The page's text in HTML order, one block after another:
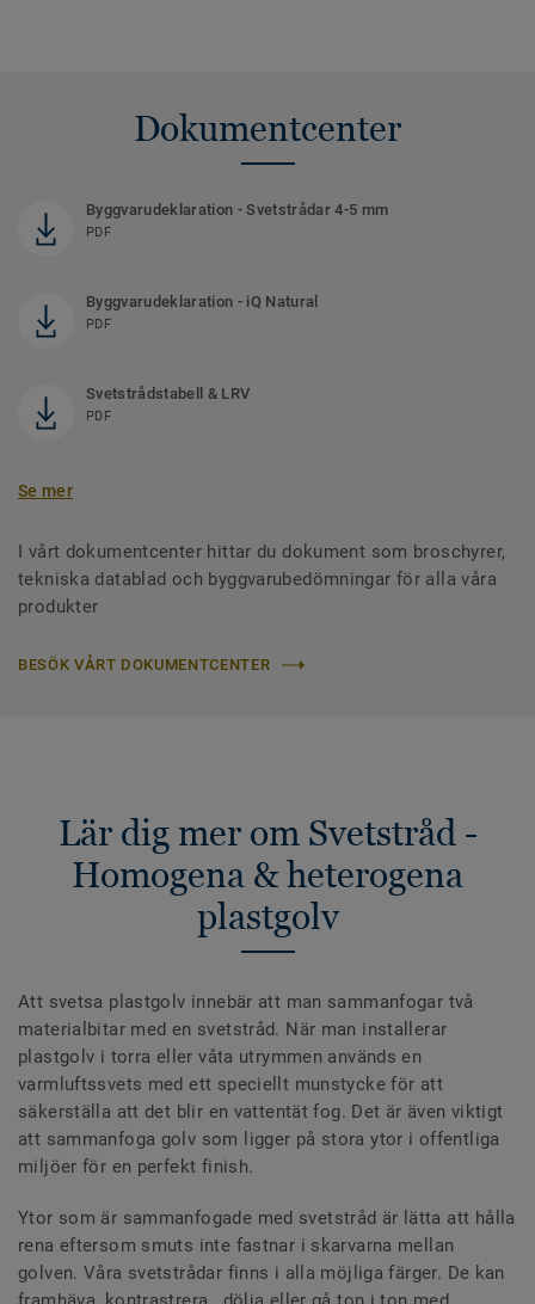
Dokumentcenter
Byggvarudeklaration - Svetstrådar 4-5 mm
PDF
Byggvarudeklaration - iQ Natural
PDF
Svetstrådstabell & LRV
PDF
Se mer
I vårt dokumentcenter hittar du dokument som broschyrer,
tekniska datablad och byggvarubedömningar för alla våra
produkter
BESÖK VÅRT DOKUMENTCENTER
Lär dig mer om Svetstråd -
Homogena & heterogena
plastgolv
Att svetsa plastgolv innebär att man sammanfogar två
materialbitar med en svetstråd. När man installerar
plastgolv i torra eller våta utrymmen används en
varmluftssvets med ett speciellt munstycke för att
säkerställa att det blir en vattentät fog. Det är även viktigt
att sammanfoga golv som ligger på stora ytor i offentliga
miljöer för en perfekt finish.
Ytor som är sammanfogade med svetstråd är lätta att hålla
rena eftersom smuts inte fastnar i skarvarna mellan
golven. Våra svetstrådar finns i alla möjliga färger. De kan